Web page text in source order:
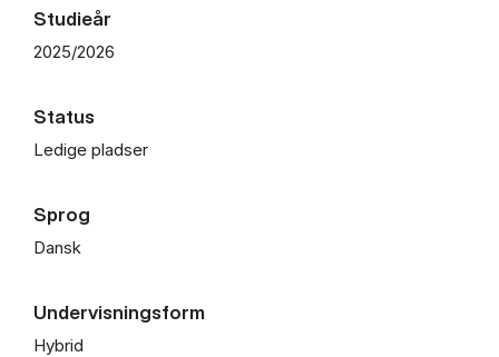
Studieår
2025/2026
Status
Ledige pladser
Sprog
Dansk
Undervisningsform
Hybrid